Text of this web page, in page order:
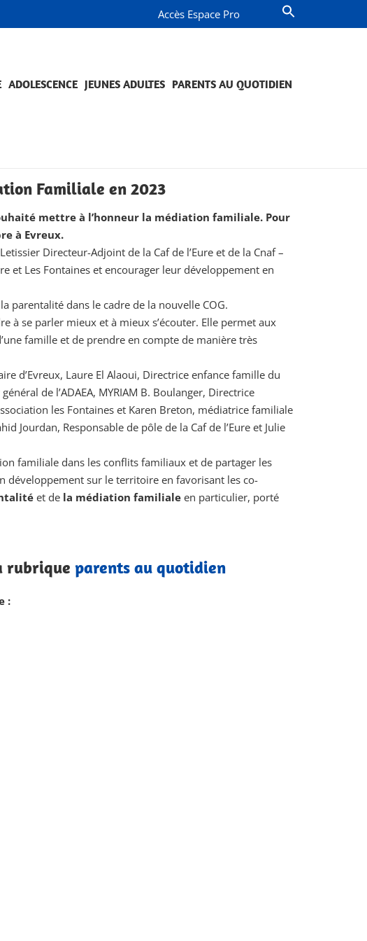
Accès Espace Pro
ADOLESCENCE JEUNES ADULTES PARENTS AU QUOTIDIEN
Familiale en 2023
mettre à l’honneur la médiation familiale. Pour
à Evreux.
Directeur-Adjoint de la Caf de l’Eure et de la Cnaf –
et Les Fontaines et encourager leur développement en
parentalité dans le cadre de la nouvelle COG.
se parler mieux et à mieux s’écouter. Elle permet aux
famille et de prendre en compte de manière très
d’Evreux, Laure El Alaoui, Directrice enfance famille du
de l’ADAEA, MYRIAM B. Boulanger, Directrice
les Fontaines et Karen Breton, médiatrice familiale
Jourdan, Responsable de pôle de la Caf de l’Eure et Julie
familiale dans les conflits familiaux et de partager les
sur le territoire en favorisant les co-
et de la médiation familiale en particulier, porté
rubrique parents au quotidien
: